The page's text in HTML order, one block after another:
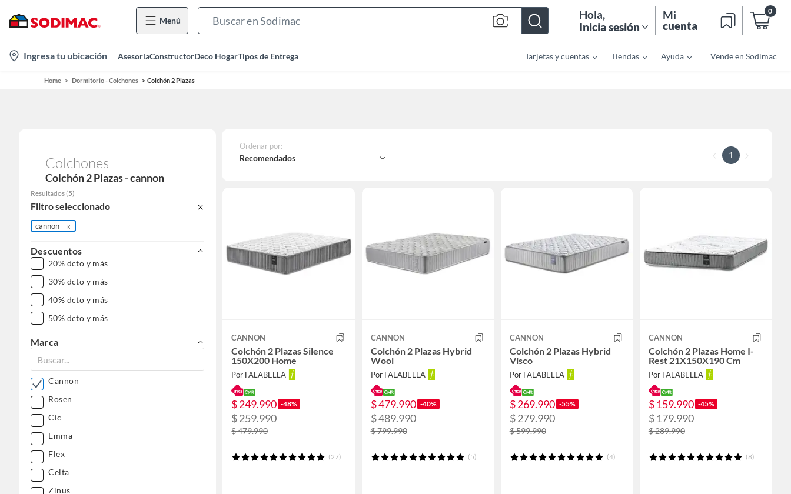
Menú
Bar
Hola,
Inicia sesión
Mi
cuenta
0
location-
icon
Ingresa tu ubicación AsesoríaConstructorDeco HogarTipos de Entrega Tarjetas y cuentas Tiendas Ayuda Vende en Sodimac
Home Dormitorio - Colchones Colchón 2 Plazas
Colchones
Colchón 2 Plazas - cannon
Resultados (5)
Filtro seleccionado
cannon
Descuentos
20% dcto y más
30% dcto y más
40% dcto y más
50% dcto y más
Marca
Cannon
Rosen
Cic
Emma
Flex
Celta
Zinus
Ordenar por:
Recomendados 1
CANNON
Colchón 2 Plazas Silence
150X200 Home
Por FALABELLA
$ 249.990 -48%
$ 259.990
$ 479.990
(27)
CANNON
Colchón 2 Plazas Hybrid
Wool
Por FALABELLA
$ 479.990 -40%
$ 489.990
$ 799.990
(5)
CANNON
Colchón 2 Plazas Hybrid
Visco
Por FALABELLA
$ 269.990 -55%
$ 279.990
$ 599.990
(4)
CANNON
Colchón 2 Plazas Home I-
Rest 21X150X190 Cm
Por FALABELLA
$ 159.990 -45%
$ 179.990
$ 289.990
(8)